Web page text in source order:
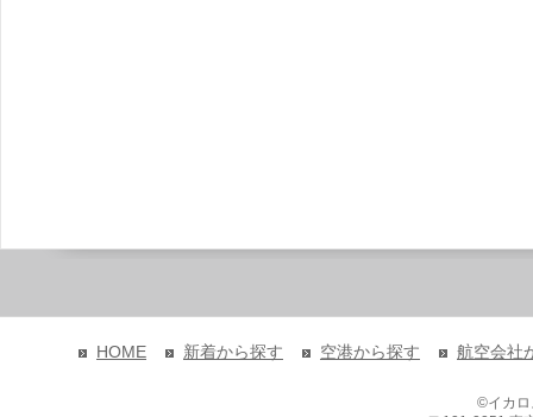
HOME 新着から探す 空港から探す 航空会社
©イカ